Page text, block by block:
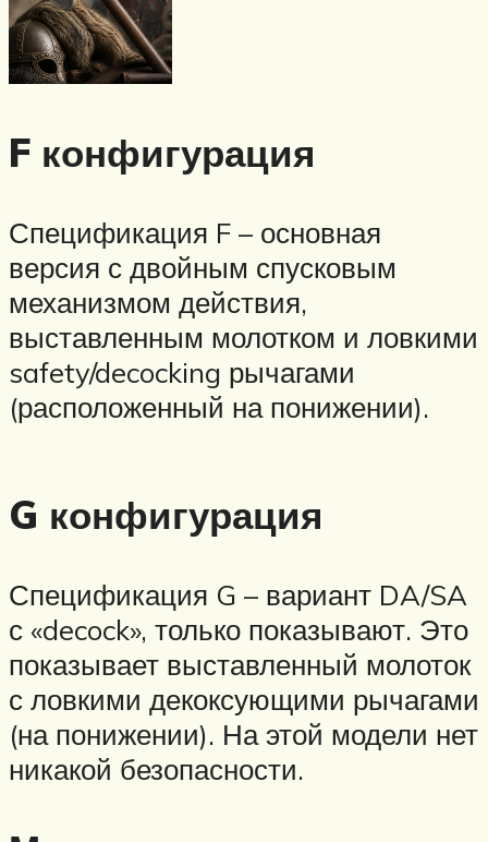
F конфигурация
Спецификация F – основная
версия с двойным спусковым
механизмом действия,
выставленным молотком и ловкими
safety/decocking рычагами
(расположенный на понижении).
G конфигурация
Спецификация G – вариант DA/SA
с «decock», только показывают. Это
показывает выставленный молоток
с ловкими декоксующими рычагами
(на понижении). На этой модели нет
никакой безопасности.